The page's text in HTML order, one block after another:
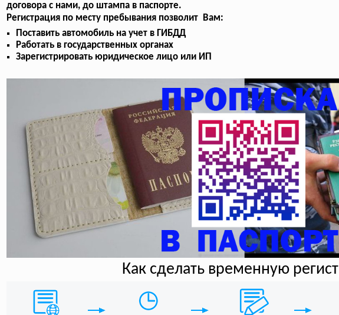
договора с нами, до штампа в паспорте.
Регистрация по месту пребывания позволит Вам:
Поставить автомобиль на учет в ГИБДД
Работать в государственных органах
Зарегистрировать юридическое лицо или ИП
Как сделать временную